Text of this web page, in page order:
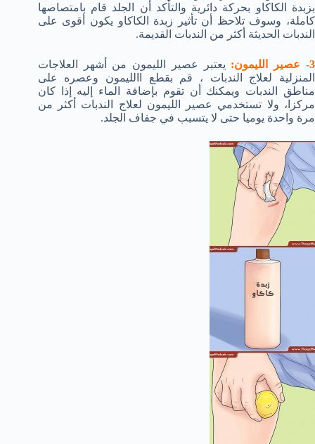
بزبدة الكاكاو بحركة دائرية والتأكد أن الجلد قام بامتصاصها
كاملة، وسوف تلاحظ أن تأثير زبدة الكاكاو يكون أقوى على
الندبات الحديثة أكثر من الندبات القديمة.
3- عصير الليمون:
يعتبر عصير الليمون من أشهر العلاجات
المنزلية لعلاج الندبات ، قم بقطع االليمون وعصره على
مناطق الندبات ويمكنك أن تقوم بإضافة الماء إليه إذا كان
مركزا، ولا تستخدمي عصير الليمون لعلاج الندبات أكثر من
مرة واحدة يوميا حتى لا يتسبب في جفاف الجلد.